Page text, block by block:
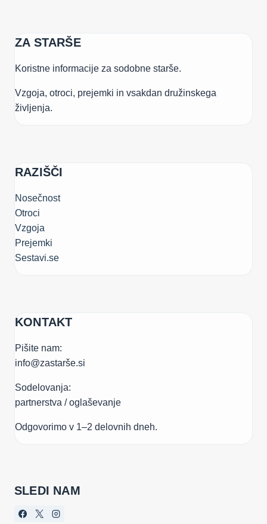
ZA STARŠE
Koristne informacije za sodobne starše.
Vzgoja, otroci, prejemki in vsakdan družinskega
življenja.
RAZIŠČI
Nosečnost
Otroci
Vzgoja
Prejemki
Sestavi.se
KONTAKT
Pišite nam:
info@zastarše.si
Sodelovanja:
partnerstva / oglaševanje
Odgovorimo v 1–2 delovnih dneh.
SLEDI NAM